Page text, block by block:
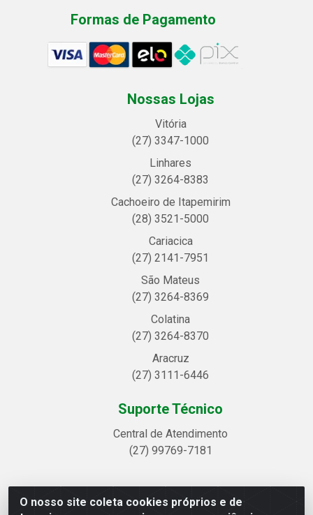
O nosso site coleta cookies próprios e de
Formas de Pagamento
Nossas Lojas
Vitória
(27) 3347-1000
Linhares
(27) 3264-8383
Cachoeiro de Itapemirim
(28) 3521-5000
Cariacica
(27) 2141-7951
São Mateus
(27) 3264-8369
Colatina
(27) 3264-8370
Aracruz
(27) 3111-6446
Suporte Técnico
Central de Atendimento
(27) 99769-7181
Linhavix Distribuidora LTDA - Avenida Alegre, 2521 -